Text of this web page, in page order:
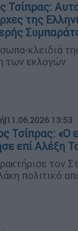
Τσίπρας:
της
κλειδιά
των εκλογών
|11.06.2026 13:53
Τσίπρας: «Ο
επί Αλέξη
τον
πολιτικό